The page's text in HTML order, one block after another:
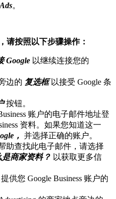
。
请按照以下步骤操作：
Google 以继续连接您的
边的 复选框以接受 Google 条
按钮。
账户的电子邮件地址登
资料。如果您知道这一
， 并选择正确的账户。
助查找此电子邮件，请选择
是商家资料？ 以获取更多信
供您 Google Business 账户的